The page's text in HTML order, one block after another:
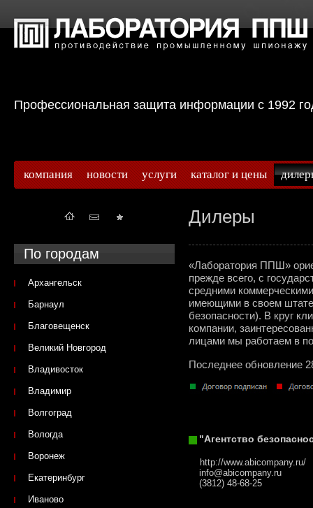
Профессиональная защита информации с
компания новости услуги каталог и цены
Дилеры
«Лаборатория ППШ»
прежде всего, с
средними
имеющими в своем
безопасности). В круг
компании,
лицами мы работаем в
Последнее обновление
"Агентство
http://www.abicompany.ru/
info@abicompany.ru
(3812) 48-68-25
По городам
Архангельск
Барнаул
Благовещенск
Великий Новгород
Владивосток
Владимир
Волгоград
Вологда
Воронеж
Екатеринбург
Иваново